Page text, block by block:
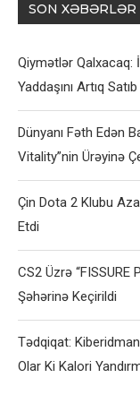
SON XƏBƏRLƏR
Qiymətlər Qalxacaq:
Yaddaşını Artıq
Dünyanı Fəth Edən
Vitality”nin Ürəyinə
Çin Dota 2 Klubu
Etdi
CS2 Üzrə “FISSURE
Şəhərinə Keçirildi
Tədqiqat:
Olar Ki Kalori